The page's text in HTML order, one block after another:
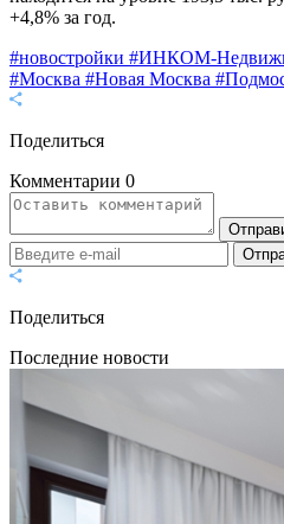
+4,8% за год.
#новостройки #ИНКОМ-
#Москва #Новая Москва
Поделиться
Комментарии 0
Поделиться
Последние новости